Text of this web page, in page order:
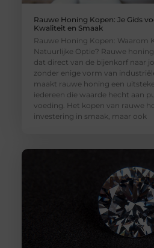
Rauwe Honing Kopen: Je Gids
Kwaliteit en Smaak
Rauwe Honing Kopen: Waarom
Natuurlijke Optie? Rauwe
dat direct van de bijenkorf naar
zonder enige vorm van
maakt rauwe honing een
iedereen die waarde hecht aan
voeding. Het kopen van rauwe
investering in smaak, maar ook